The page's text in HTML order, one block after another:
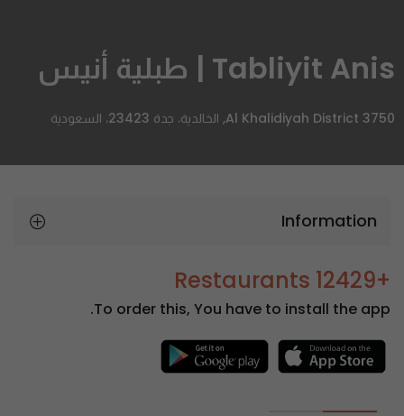
Tabliyit Anis | طبلية أنيس
Al Khalidiyah District 3750, الخالدية، جدة 23423، السعودية
Information
+12429 Restaurants
To order this, You have to install the app.